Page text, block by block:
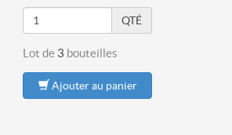
QTÉ
Lot de 3 bouteilles
Ajouter au panier